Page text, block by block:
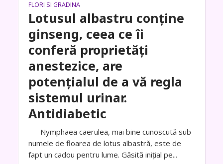
FLORI SI GRADINA
Lotusul albastru conține
ginseng, ceea ce îi
conferă proprietăți
anestezice, are
potențialul de a vă regla
sistemul urinar.
Antidiabetic
Nymphaea caerulea, mai bine cunoscută sub
numele de floarea de lotus albastră, este de
fapt un cadou pentru lume. Găsită inițial pe...